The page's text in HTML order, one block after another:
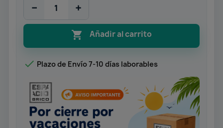
− +
 Añadir al carrito
 Plazo de Envío 7-10 días laborables